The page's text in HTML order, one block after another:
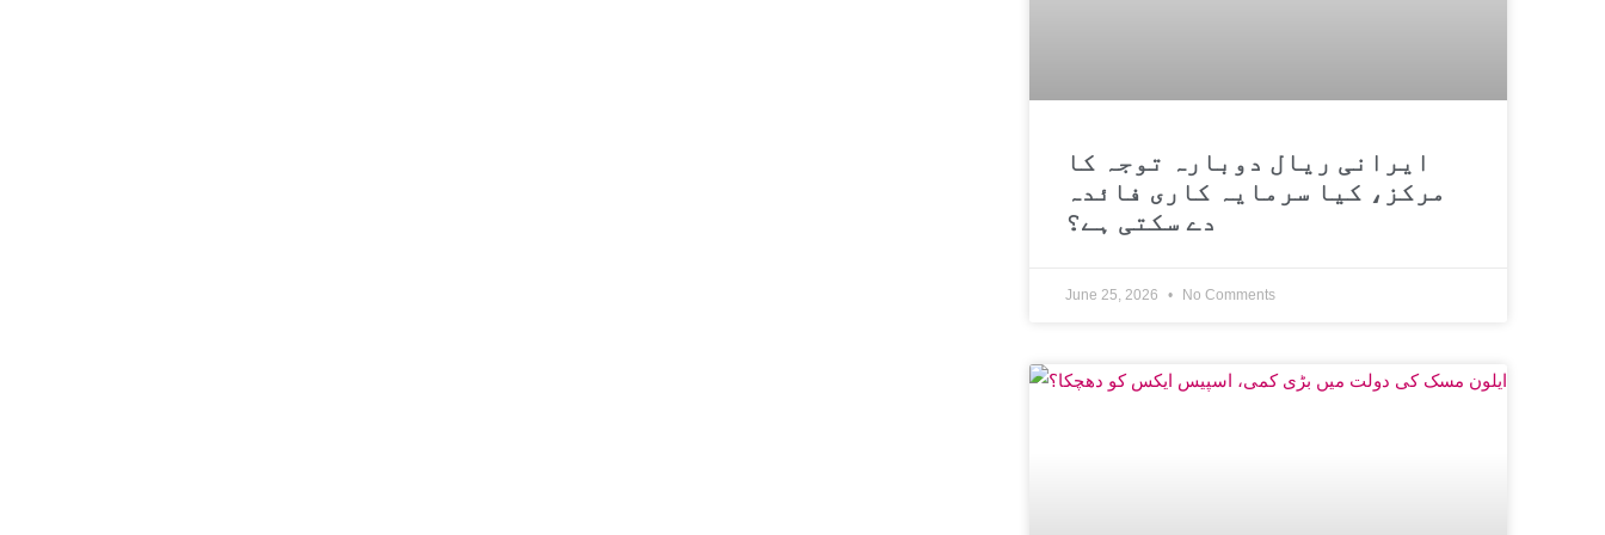
ایرانی ریال دوبارہ توجہ کا
مرکز، کیا سرمایہ کاری فائدہ
دے سکتی ہے؟
June 25, 2026 No Comments